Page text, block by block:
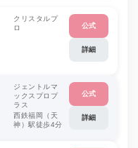
クリスタルプ
ロ
公式
詳細
ジェントルマ
ックスプロプ
ラス
西鉄福岡（天
神）駅徒歩4分
公式
詳細